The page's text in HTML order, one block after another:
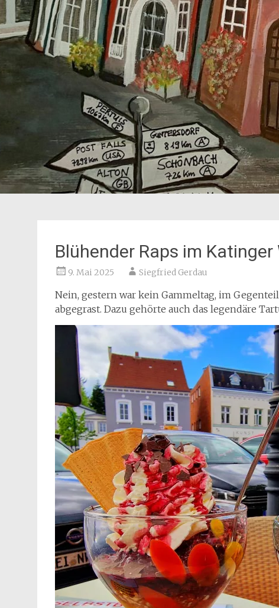
Blühender Raps im
9. Mai 2025 Siegfried Gerdau
Nein, gestern war kein Gammeltag, im
abgegrast. Dazu gehörte auch das legendäre